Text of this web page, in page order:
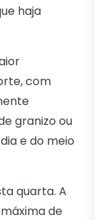
haja
com
granizo ou
e do meio
quarta. A
de